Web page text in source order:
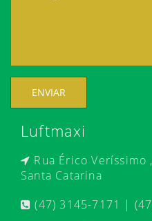
ENVIAR
Luftmaxi
Rua Érico
Santa Catarina
(47) 3145-7171 |